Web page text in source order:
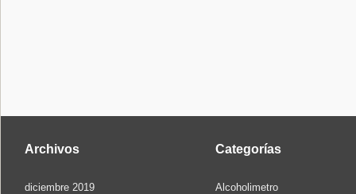
Archivos
diciembre 2019
Categorías
Alcoholimetro